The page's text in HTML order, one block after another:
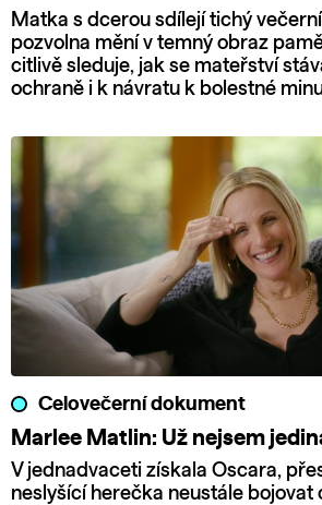
Matka s dcerou sdílejí tichý
pozvolna mění v temný obraz
citlivě sleduje, jak se mateřství
ochraně i k návratu k bolestné
Celovečerní dokument
Marlee Matlin: Už nejsem
V jednadvaceti získala Oscara,
neslyšící herečka neustále bojovat